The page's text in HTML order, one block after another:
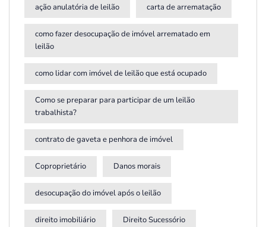
ação anulatória de leilão carta de arrematação
como fazer desocupação de imóvel arrematado em
leilão
como lidar com imóvel de leilão que está ocupado
Como se preparar para participar de um leilão
trabalhista?
contrato de gaveta e penhora de imóvel
Coproprietário Danos morais
desocupação do imóvel após o leilão
direito imobiliário Direito Sucessório